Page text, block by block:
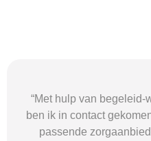
“Via begeleid-wonen.nl
terecht bij een
echt bij mijn situatie